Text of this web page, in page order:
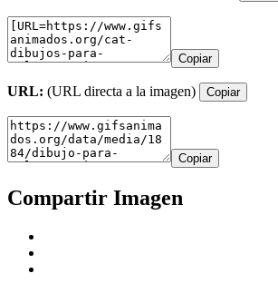
Copiar
URL: (URL directa a la imagen) Copiar
Copiar
Compartir Imagen